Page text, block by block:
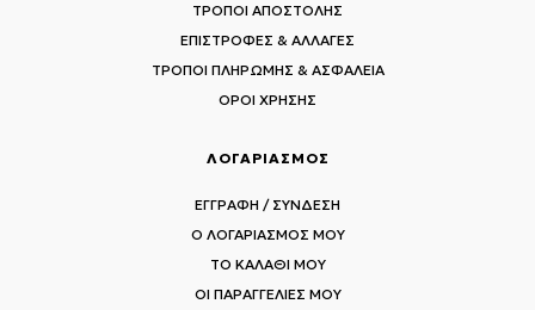
ΤΡΟΠΟΙ ΑΠΟΣΤΟΛΗΣ
ΕΠΙΣΤΡΟΦΕΣ & ΑΛΛΑΓΕΣ
ΤΡΟΠΟΙ ΠΛΗΡΩΜΗΣ & ΑΣΦΑΛΕΙΑ
ΟΡΟΙ ΧΡΗΣΗΣ
ΛΟΓΑΡΙΑΣΜΟΣ
ΕΓΓΡΑΦΗ / ΣΥΝΔΕΣΗ
Ο ΛΟΓΑΡΙΑΣΜΟΣ ΜΟΥ
ΤΟ ΚΑΛΑΘΙ ΜΟΥ
ΟΙ ΠΑΡΑΓΓΕΛΙΕΣ ΜΟΥ